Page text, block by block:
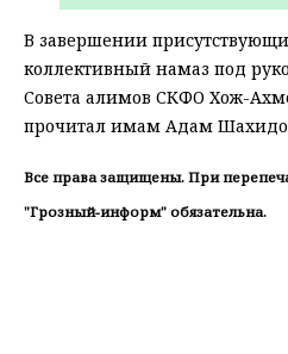
В завершении
коллективный намаз под
Совета алимов СКФО Хож-
прочитал имам Адам
Все права защищены. При
"Грозный-информ" обязательна.